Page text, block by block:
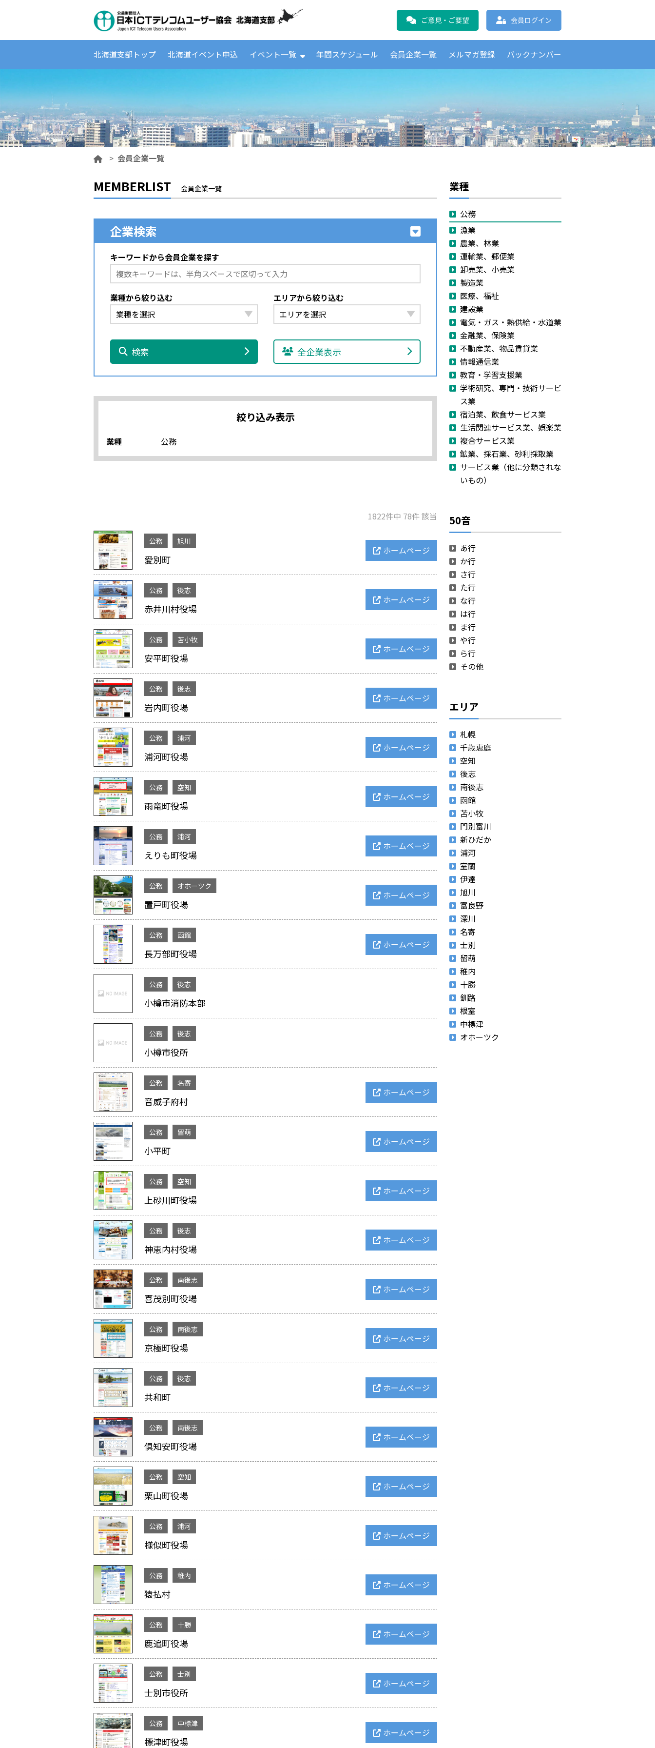
公益財団法人日本ICTテレコムユーザ協会 北海道支部
ご意見・ご要望 会員ログイン
北海道支部トップ 北海道イベント申込 イベント一覧 年間スケジュール 会員企業一覧 メルマガ登録 バックナンバー
> 会員企業一覧
MEMBERLIST 会員企業一覧
企業検索
キーワードから会員企業を探す
業種から絞り込む エリアから絞り込む
検索 全企業表示
絞り込み表示
業種 公務
1822件中 78件 該当
公務 旭川
愛別町
ホームページ
公務 後志
赤井川村役場
ホームページ
公務 苫小牧
安平町役場
ホームページ
公務 後志
岩内町役場
ホームページ
公務 浦河
浦河町役場
ホームページ
公務 空知
雨竜町役場
ホームページ
公務 浦河
えりも町役場
ホームページ
公務 オホーツク
置戸町役場
ホームページ
公務 函館
長万部町役場
ホームページ
公務 後志
小樽市消防本部
公務 後志
小樽市役所
公務 名寄
音威子府村
ホームページ
公務 留萌
小平町
ホームページ
公務 空知
上砂川町役場
ホームページ
公務 後志
神恵内村役場
ホームページ
公務 南後志
喜茂別町役場
ホームページ
公務 南後志
京極町役場
ホームページ
公務 後志
共和町
ホームページ
公務 南後志
倶知安町役場
ホームページ
公務 空知
栗山町役場
ホームページ
公務 浦河
様似町役場
ホームページ
公務 稚内
猿払村
ホームページ
公務 十勝
鹿追町役場
ホームページ
公務 士別
士別市役所
ホームページ
公務 中標津
標津町役場
ホームページ
業種
公務
漁業
農業、林業
運輸業、郵便業
卸売業、小売業
製造業
医療、福祉
建設業
電気・ガス・熱供給・水道業
金融業、保険業
不動産業、物品賃貸業
情報通信業
教育・学習支援業
学術研究、専門・技術サービ
ス業
宿泊業、飲食サービス業
生活関連サービス業、娯楽業
複合サービス業
鉱業、採石業、砂利採取業
サービス業（他に分類されな
いもの）
50音
あ行
か行
さ行
た行
な行
は行
ま行
や行
ら行
その他
エリア
札幌
千歳恵庭
空知
後志
南後志
函館
苫小牧
門別富川
新ひだか
浦河
室蘭
伊達
旭川
富良野
深川
名寄
士別
留萌
稚内
十勝
釧路
根室
中標津
オホーツク